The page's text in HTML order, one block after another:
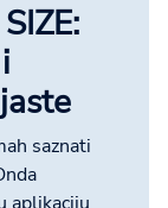
saznati